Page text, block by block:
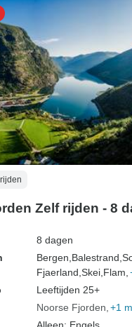
Zelf rijden - 8
8 dagen
Bergen,Balestrand,
Fjaerland,Skei,Flam,
Leeftijden 25+
Noorse Fjorden +1